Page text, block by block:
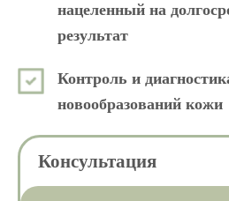
нацеленный на
результат
Контроль и
новообразований кожи
Консультация